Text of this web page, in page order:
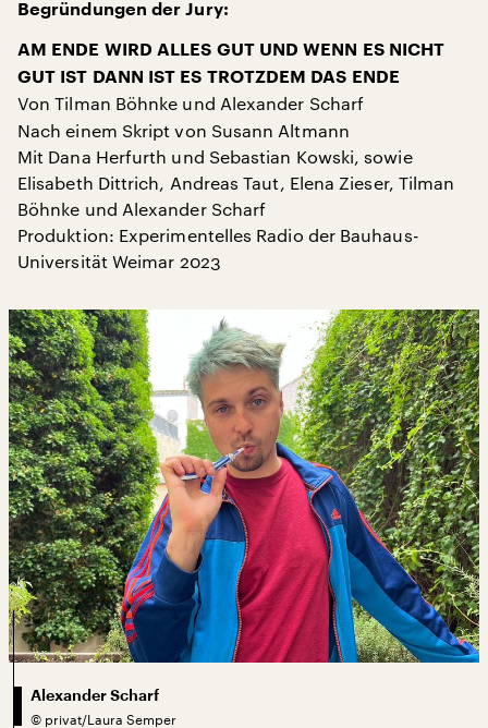
Begründungen der Jury:
AM ENDE WIRD ALLES GUT UND WENN ES NICHT
GUT IST DANN IST ES TROTZDEM DAS ENDE
Von Tilman Böhnke und Alexander Scharf
Nach einem Skript von Susann Altmann
Mit Dana Herfurth und Sebastian Kowski, sowie
Elisabeth Dittrich, Andreas Taut, Elena Zieser, Tilman
Böhnke und Alexander Scharf
Produktion: Experimentelles Radio der Bauhaus-
Universität Weimar 2023
Alexander Scharf
© privat/Laura Semper